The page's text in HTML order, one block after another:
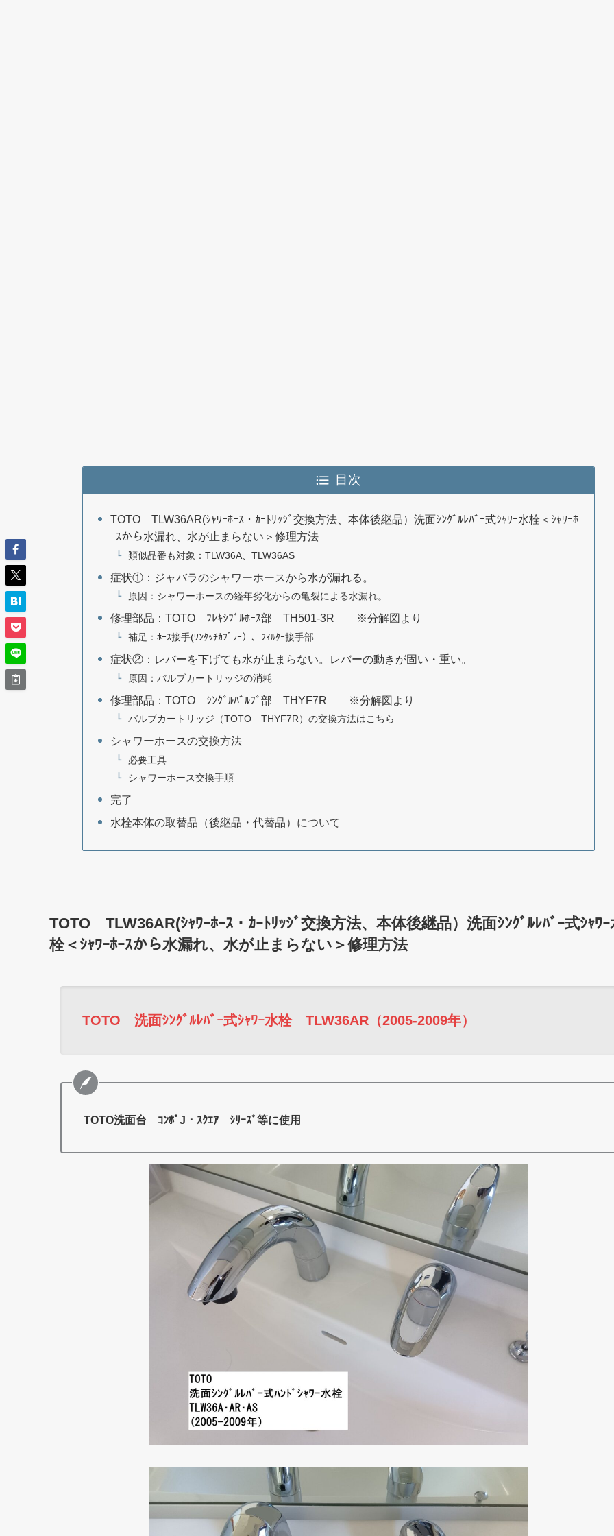
目次
TOTO TLW36AR(ｼｬﾜｰﾎｰｽ・ｶｰﾄﾘｯｼﾞ交換方法、本体後継品）洗面ｼﾝｸﾞﾙﾚﾊﾞｰ式ｼｬﾜｰ水栓＜ｼｬﾜｰﾎ
ｰｽから水漏れ、水が止まらない＞修理方法
類似品番も対象：TLW36A、TLW36AS
症状①：ジャバラのシャワーホースから水が漏れる。
原因：シャワーホースの経年劣化からの亀裂による水漏れ。
修理部品：TOTO ﾌﾚｷｼﾌﾞﾙﾎｰｽ部 TH501-3R ※分解図より
補足：ﾎｰｽ接手(ﾜﾝﾀｯﾁｶﾌﾟﾗｰ）、ﾌｨﾙﾀｰ接手部
症状②：レバーを下げても水が止まらない。レバーの動きが固い・重い。
原因：バルブカートリッジの消耗
修理部品：TOTO ｼﾝｸﾞﾙﾊﾞﾙﾌﾞ部 THYF7R ※分解図より
バルブカートリッジ（TOTO THYF7R）の交換方法はこちら
シャワーホースの交換方法
必要工具
シャワーホース交換手順
完了
水栓本体の取替品（後継品・代替品）について
TOTO TLW36AR(ｼｬﾜｰﾎｰｽ・ｶｰﾄﾘｯｼﾞ交換方法、本体後継品）洗面ｼﾝｸﾞﾙﾚﾊﾞｰ式ｼｬﾜｰ
栓＜ｼｬﾜｰﾎｰｽから水漏れ、水が止まらない＞修理方法
TOTO 洗面ｼﾝｸﾞﾙﾚﾊﾞｰ式ｼｬﾜｰ水栓 TLW36AR（2005-2009年）
TOTO洗面台 ｺﾝﾎﾟJ・ｽｸｴｱ ｼﾘｰｽﾞ等に使用